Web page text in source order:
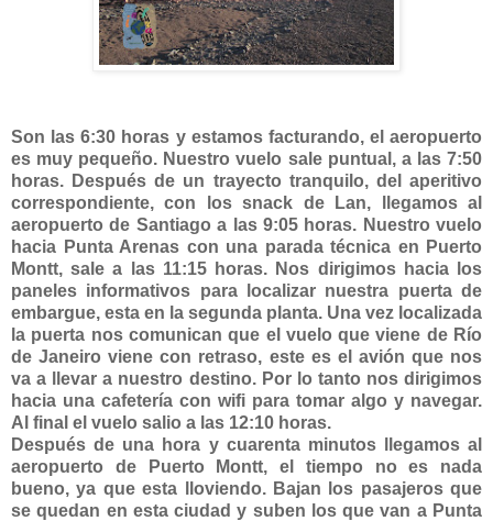
Son las 6:30 horas y estamos facturando, el aeropuerto
es muy pequeño. Nuestro vuelo sale puntual, a las 7:50
horas. Después de un trayecto tranquilo, del aperitivo
correspondiente, con los snack de Lan, llegamos al
aeropuerto de Santiago a las 9:05 horas. Nuestro vuelo
hacia Punta Arenas con una parada técnica en Puerto
Montt, sale a las 11:15 horas. Nos dirigimos hacia los
paneles informativos para localizar nuestra puerta de
embargue, esta en la segunda planta. Una vez localizada
la puerta nos comunican que el vuelo que viene de Río
de Janeiro viene con retraso, este es el avión que nos
va a llevar a nuestro destino. Por lo tanto nos dirigimos
hacia una cafetería con wifi para tomar algo y navegar.
Al final el vuelo salio a las 12:10 horas.
Después de una hora y cuarenta minutos llegamos al
aeropuerto de Puerto Montt, el tiempo no es nada
bueno, ya que esta lloviendo. Bajan los pasajeros que
se quedan en esta ciudad y suben los que van a Punta